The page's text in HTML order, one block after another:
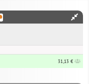
31,13 €